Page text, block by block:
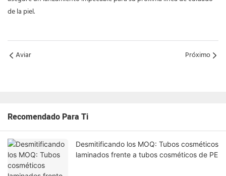
de la piel.
Aviar Próximo
Recomendado Para Ti
Desmitificando los MOQ: Tubos cosméticos
laminados frente a tubos cosméticos de PE